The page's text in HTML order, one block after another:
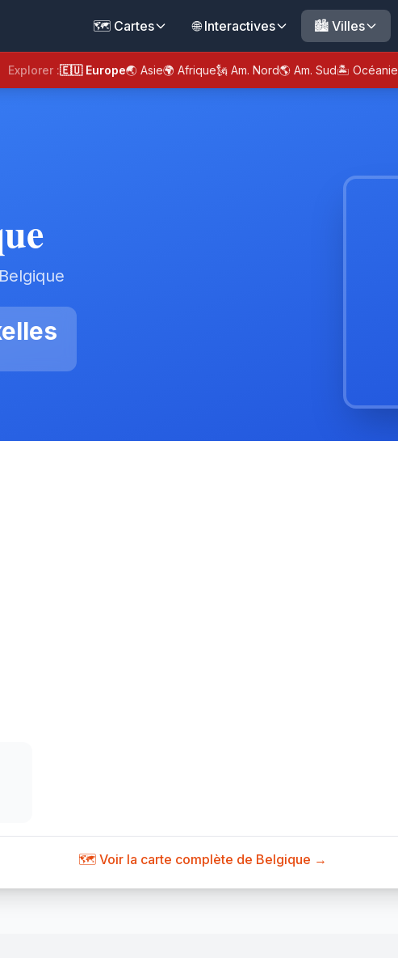
🗺️ Cartes 🌐 Interactives 🏙️ Villes
Explorer :🇪🇺 Europe🌏 Asie🌍 Afrique🗽 Am. Nord🌎 Am. Sud🏝️ Océanie
🗺️ Voir la carte complète de Belgique →